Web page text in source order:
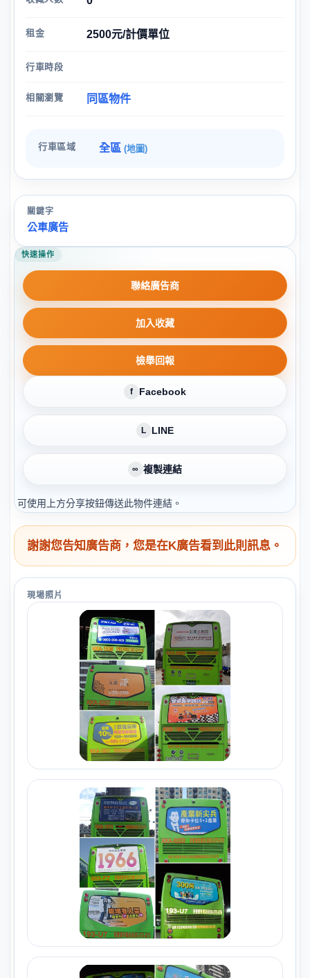
租金 2500元/計價單位
行車時段
相關瀏覽 同區物件
行車區域 全區 (地圖)
關鍵字
公車廣告
快速操作
聯絡廣告商
加入收藏
檢舉回報
f Facebook
L LINE
∞ 複製連結
可使用上方分享按鈕傳送此物件連結。
謝謝您告知廣告商，您是在K廣告看到此則訊息。
現場照片